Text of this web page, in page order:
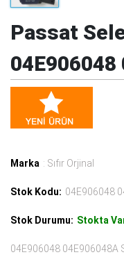
Passat
04E906048
Marka : Sıfır Orjinal
Stok Kodu: 04E906048
Stok Durumu: Stokta
04E906048 04E906048A